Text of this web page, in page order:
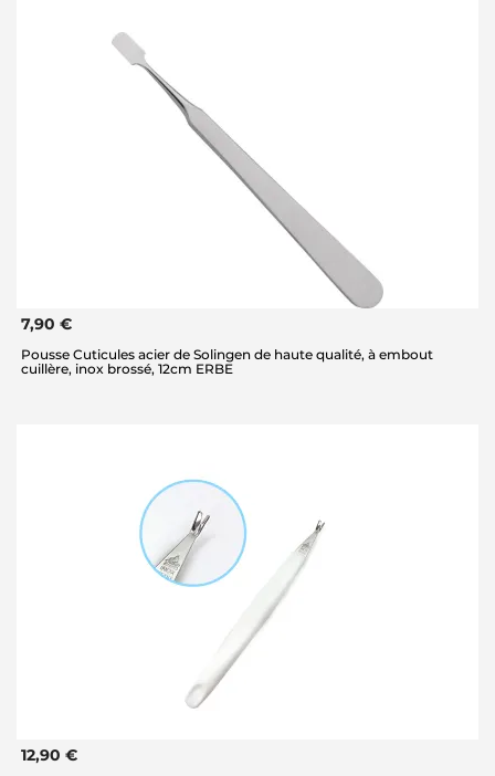
7,90 €
Pousse Cuticules acier de Solingen de haute qualité, à embout
cuillère, inox brossé, 12cm ERBE
12,90 €